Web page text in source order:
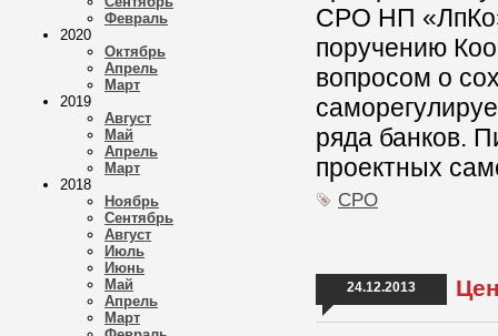
Февраль
2020
Октябрь
Апрель
Март
2019
Август
Май
Апрель
Март
2018
Ноябрь
Сентябрь
Август
Июль
Июнь
Май
Апрель
Март
СРО НП
поручению
вопросом о
ряда банков.
проектных
СРО
24.12.2013